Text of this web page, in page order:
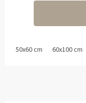
50x60 cm 60x100 cm